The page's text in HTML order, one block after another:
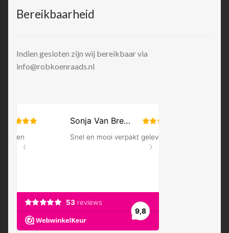
Bereikbaarheid
Indien gesloten zijn wij bereikbaar via
info@robkoenraads.nl